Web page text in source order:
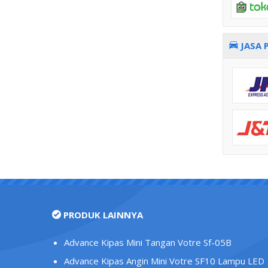
JASA
PRODUK LAINNYA
Advance Kipas Mini Tangan Votre Sf-05B
Advance Kipas Angin Mini Votre SF10 Lampu LED